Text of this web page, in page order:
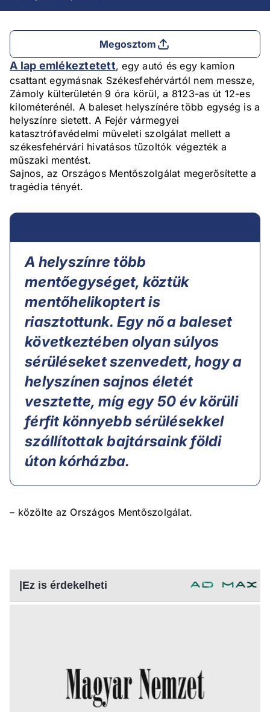
Megosztom
A lap emlékeztetett, egy autó és egy kamion
csattant egymásnak Székesfehérvártól nem messze,
Zámoly külterületén 9 óra körül, a 8123-as út 12-es
kilométerénél. A baleset helyszínére több egység is a
helyszínre sietett. A Fejér vármegyei
katasztrófavédelmi műveleti szolgálat mellett a
székesfehérvári hivatásos tűzoltók végezték a
műszaki mentést.
Sajnos, az Országos Mentőszolgálat megerősítette a
tragédia tényét.
A helyszínre több
mentőegységet, köztük
mentőhelikoptert is
riasztottunk. Egy nő a baleset
következtében olyan súlyos
sérüléseket szenvedett, hogy a
helyszínen sajnos életét
vesztette, míg egy 50 év körüli
férfit könnyebb sérülésekkel
szállítottak bajtársaink földi
úton kórházba.
– közölte az Országos Mentőszolgálat.